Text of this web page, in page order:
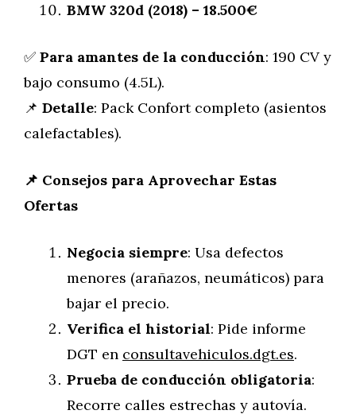
BMW 320d (2018) – 18.500€
✅ Para amantes de la conducción: 190 CV y
bajo consumo (4.5L).
📌 Detalle: Pack Confort completo (asientos
calefactables).
📌 Consejos para Aprovechar Estas
Ofertas
Negocia siempre: Usa defectos
menores (arañazos, neumáticos) para
bajar el precio.
Verifica el historial: Pide informe
DGT en consultavehiculos.dgt.es.
Prueba de conducción obligatoria:
Recorre calles estrechas y autovía.